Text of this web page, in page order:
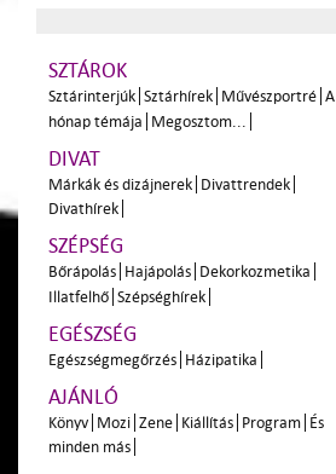
SZTÁROK
Sztárinterjúk Sztárhírek Művészportré A
hónap témája Megosztom...
DIVAT
Márkák és dizájnerek Divattrendek
Divathírek
SZÉPSÉG
Bőrápolás Hajápolás Dekorkozmetika
Illatfelhő Szépséghírek
EGÉSZSÉG
Egészségmegőrzés Házipatika
AJÁNLÓ
Könyv Mozi Zene Kiállítás Program És
minden más